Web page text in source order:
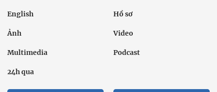
English Hồ sơ
Ảnh Video
Multimedia Podcast
24h qua